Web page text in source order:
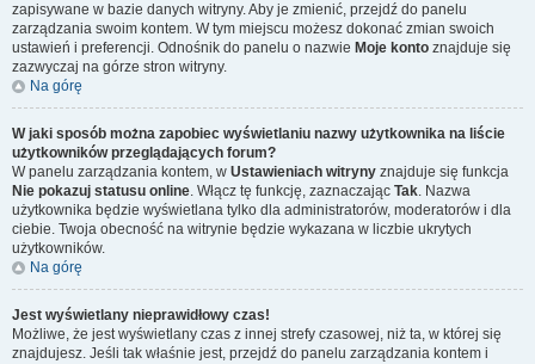
zapisywane w bazie danych witryny. Aby je zmienić, przejdź do panelu
zarządzania swoim kontem. W tym miejscu możesz dokonać zmian swoich
ustawień i preferencji. Odnośnik do panelu o nazwie Moje konto znajduje się
zazwyczaj na górze stron witryny.
Na górę
W jaki sposób można zapobiec wyświetlaniu nazwy użytkownika na liście
użytkowników przeglądających forum?
W panelu zarządzania kontem, w Ustawieniach witryny znajduje się funkcja
Nie pokazuj statusu online. Włącz tę funkcję, zaznaczając Tak. Nazwa
użytkownika będzie wyświetlana tylko dla administratorów, moderatorów i dla
ciebie. Twoja obecność na witrynie będzie wykazana w liczbie ukrytych
użytkowników.
Na górę
Jest wyświetlany nieprawidłowy czas!
Możliwe, że jest wyświetlany czas z innej strefy czasowej, niż ta, w której się
znajdujesz. Jeśli tak właśnie jest, przejdź do panelu zarządzania kontem i